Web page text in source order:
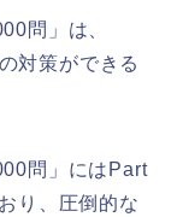
問」は、
対策ができる
問」にはPart
り、圧倒的な